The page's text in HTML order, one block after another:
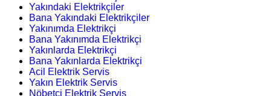
Yakındaki Elektrikçiler
Bana Yakındaki Elektrikçiler
Yakınımda Elektrikçi
Bana Yakınımda Elektrikçi
Yakınlarda Elektrikçi
Bana Yakınlarda Elektrikçi
Acil Elektrik Servis
Yakın Elektrik Servis
Nöbetçi Elektrik Servis